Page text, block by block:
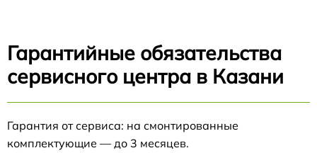
Гарантийные обязательства
сервисного центра в Казани
Гарантия от сервиса: на смонтированные
комплектующие — до 3 месяцев.